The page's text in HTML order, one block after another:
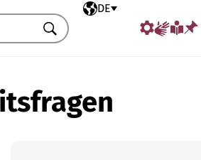
Ausgewählte Sprache
DE
Suchen